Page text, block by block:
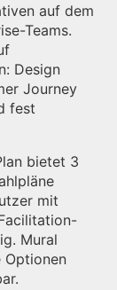
auf dem
Teams.
Design
Journey
fest
bietet 3
mit
Mural
Optionen